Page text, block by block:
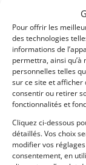
Pour offrir les
des technologies
informations de
permettra, ainsi
personnelles telles
sur ce site et afficher
consentir ou retirer
fonctionnalités et
Cliquez ci-dessous
détaillés. Vos choix
modifier vos
consentement, en
Vendu par :